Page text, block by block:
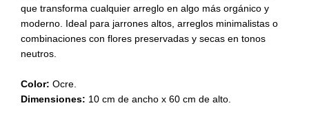
que transforma cualquier arreglo en algo más orgánico y
moderno. Ideal para jarrones altos, arreglos minimalistas o
combinaciones con flores preservadas y secas en tonos
neutros.
Color: Ocre.
Dimensiones: 10 cm de ancho x 60 cm de alto.